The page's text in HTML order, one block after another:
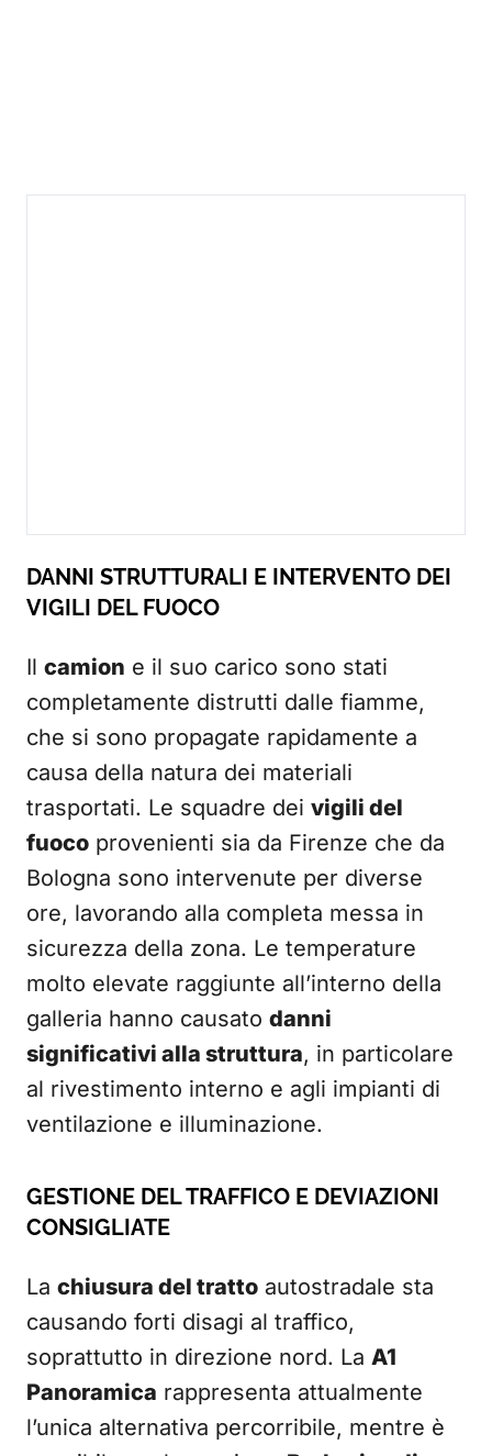
DANNI STRUTTURALI E INTERVENTO DEI
VIGILI DEL FUOCO
Il camion e il suo carico sono stati
completamente distrutti dalle fiamme,
che si sono propagate rapidamente a
causa della natura dei materiali
trasportati. Le squadre dei vigili del
fuoco provenienti sia da Firenze che da
Bologna sono intervenute per diverse
ore, lavorando alla completa messa in
sicurezza della zona. Le temperature
molto elevate raggiunte all’interno della
galleria hanno causato danni
significativi alla struttura, in particolare
al rivestimento interno e agli impianti di
ventilazione e illuminazione.
GESTIONE DEL TRAFFICO E DEVIAZIONI
CONSIGLIATE
La chiusura del tratto autostradale sta
causando forti disagi al traffico,
soprattutto in direzione nord. La A1
Panoramica rappresenta attualmente
l’unica alternativa percorribile, mentre è